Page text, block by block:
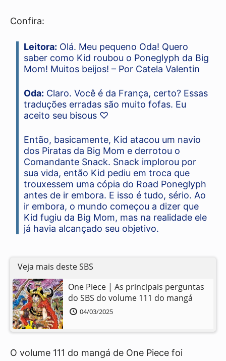
Confira:
Leitora: Olá. Meu pequeno Oda! Quero
saber como Kid roubou o Poneglyph da Big
Mom! Muitos beijos! – Por Catela Valentin
Oda: Claro. Você é da França, certo? Essas
traduções erradas são muito fofas. Eu
aceito seu bisous ♡
Então, basicamente, Kid atacou um navio
dos Piratas da Big Mom e derrotou o
Comandante Snack. Snack implorou por
sua vida, então Kid pediu em troca que
trouxessem uma cópia do Road Poneglyph
antes de ir embora. E isso é tudo, sério. Ao
ir embora, o mundo começou a dizer que
Kid fugiu da Big Mom, mas na realidade ele
já havia alcançado seu objetivo.
Veja mais deste SBS
One Piece | As principais perguntas
do SBS do volume 111 do mangá
04/03/2025
O volume 111 do mangá de One Piece foi